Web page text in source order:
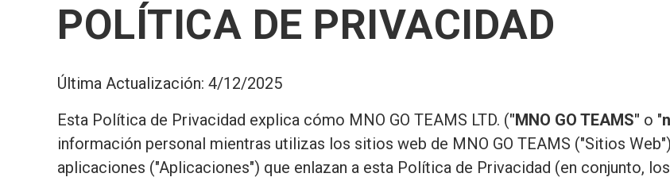
POLÍTICA DE PRIVACIDAD
Última Actualización: 4/12/2025
Esta Política de Privacidad explica cómo MNO GO TEAMS LTD. ("MNO GO TEAMS" o "
información personal mientras utilizas los sitios web de MNO GO TEAMS ("Sitios
aplicaciones ("Aplicaciones") que enlazan a esta Política de Privacidad (en conjunto,